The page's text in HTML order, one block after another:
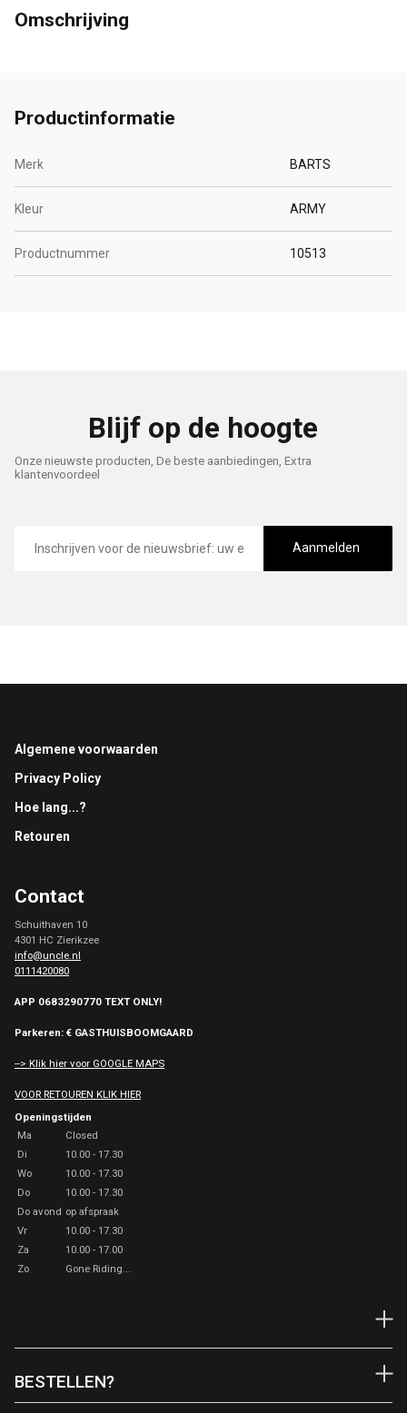
Omschrijving
Productinformatie
Merk BARTS
Kleur ARMY
Productnummer 10513
Blijf op de hoogte
Onze nieuwste producten, De beste aanbiedingen, Extra
klantenvoordeel
mailadres
Aanmelden
Footer
Algemene voorwaarden
Privacy Policy
Hoe lang...?
Retouren
Contact
Schuithaven 10
4301 HC Zierikzee
info@uncle.nl
0111420080
APP 0683290770 TEXT ONLY!
Parkeren: € GASTHUISBOOMGAARD
--> Klik hier voor GOOGLE MAPS
VOOR RETOUREN KLIK HIER
Openingstijden
Ma
Closed
Di
10.00 - 17.30
Wo
10.00 - 17.30
Do
10.00 - 17.30
Do avond op afspraak
Vr
10.00 - 17.30
Za
10.00 - 17.00
Zo
Gone Riding...
BESTELLEN?